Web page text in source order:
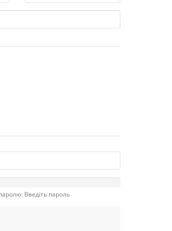
Введіть пароль